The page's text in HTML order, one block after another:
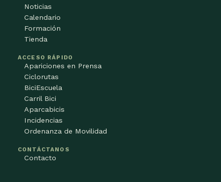
Noticias
Calendario
Formación
Tienda
ACCESO RÁPIDO
Apariciones en Prensa
Ciclorutas
BiciEscuela
Carril Bici
Aparcabicis
Incidencias
Ordenanza de Movilidad
CONTÁCTANOS
Contacto